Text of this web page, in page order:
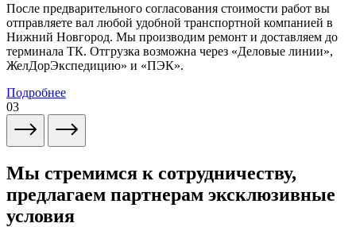
После предварительного согласования стоимости работ вы
отправляете вал любой удобной транспортной компанией в
Нижний Новгород. Мы производим ремонт и доставляем до
терминала ТК. Отгрузка возможна через «Деловые линии»,
ЖелДорЭкспедицию» и «ПЭК».
Подробнее
03
Мы стремимся к сотрудничеству,
предлагаем партнерам эксклюзивные
условия